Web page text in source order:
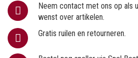
Neem contact met ons op als
wenst over artikelen.
Gratis ruilen en retourneren.